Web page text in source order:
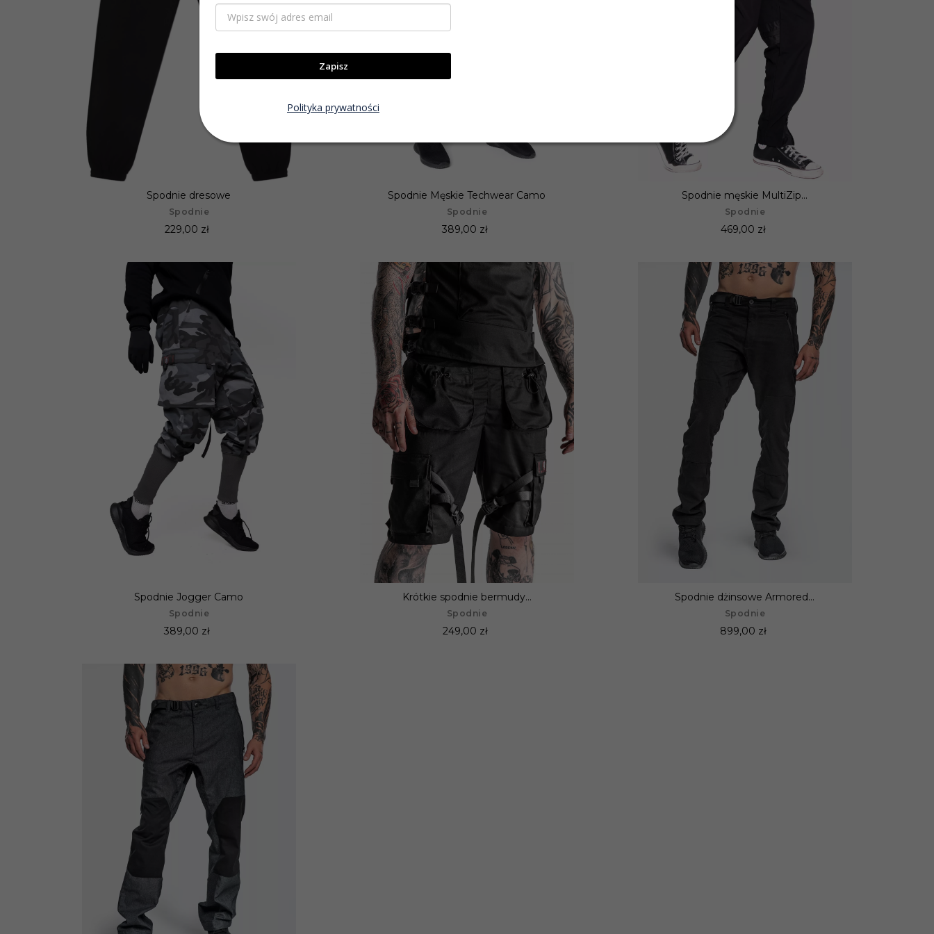
Spodnie dresowe
Spodnie
229,00 zł
Spodnie Męskie Techwear Camo
Spodnie
389,00 zł
Spodnie męskie MultiZip...
Spodnie
469,00 zł
Spodnie Jogger Camo
Spodnie
389,00 zł
Krótkie spodnie bermudy...
Spodnie
249,00 zł
Spodnie dżinsowe Armored...
Spodnie
899,00 zł
Zapisz
Polityka prywatności